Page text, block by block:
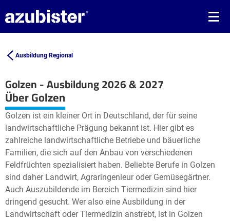
Ausbildung Regional
Golzen - Ausbildung 2026 & 2027
+
−
Leaflet | ©OpenStreetMap2
Über Golzen
Golzen ist ein kleiner Ort in Deutschland, der für seine
landwirtschaftliche Prägung bekannt ist. Hier gibt es
zahlreiche landwirtschaftliche Betriebe und bäuerliche
Familien, die sich auf den Anbau von verschiedenen
Feldfrüchten spezialisiert haben. Beliebte Berufe in Golzen
sind daher Landwirt, Agraringenieur oder Gemüsegärtner.
Auch Auszubildende im Bereich Tiermedizin sind hier
dringend gesucht. Wer also eine Ausbildung in der
Landwirtschaft oder Tiermedizin anstrebt, ist in Golzen